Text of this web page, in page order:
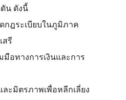
ดัน ดังนี้
กฎระเบียบในภูมิภาค
สรี
อทางการเงินและการ
ะมิตรภาพเพื่อหลีกเลี่ยง